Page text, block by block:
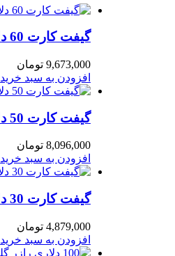
گیفت کارت 60 دلاری ریزر گلد سنگاپور
9,673,000 تومان
افزودن به سبد خرید
گیفت کارت 50 دلاری ریزر گلد سنگاپور
8,096,000 تومان
افزودن به سبد خرید
گیفت کارت 30 دلاری ریزر گلد سنگاپور
4,879,000 تومان
افزودن به سبد خرید